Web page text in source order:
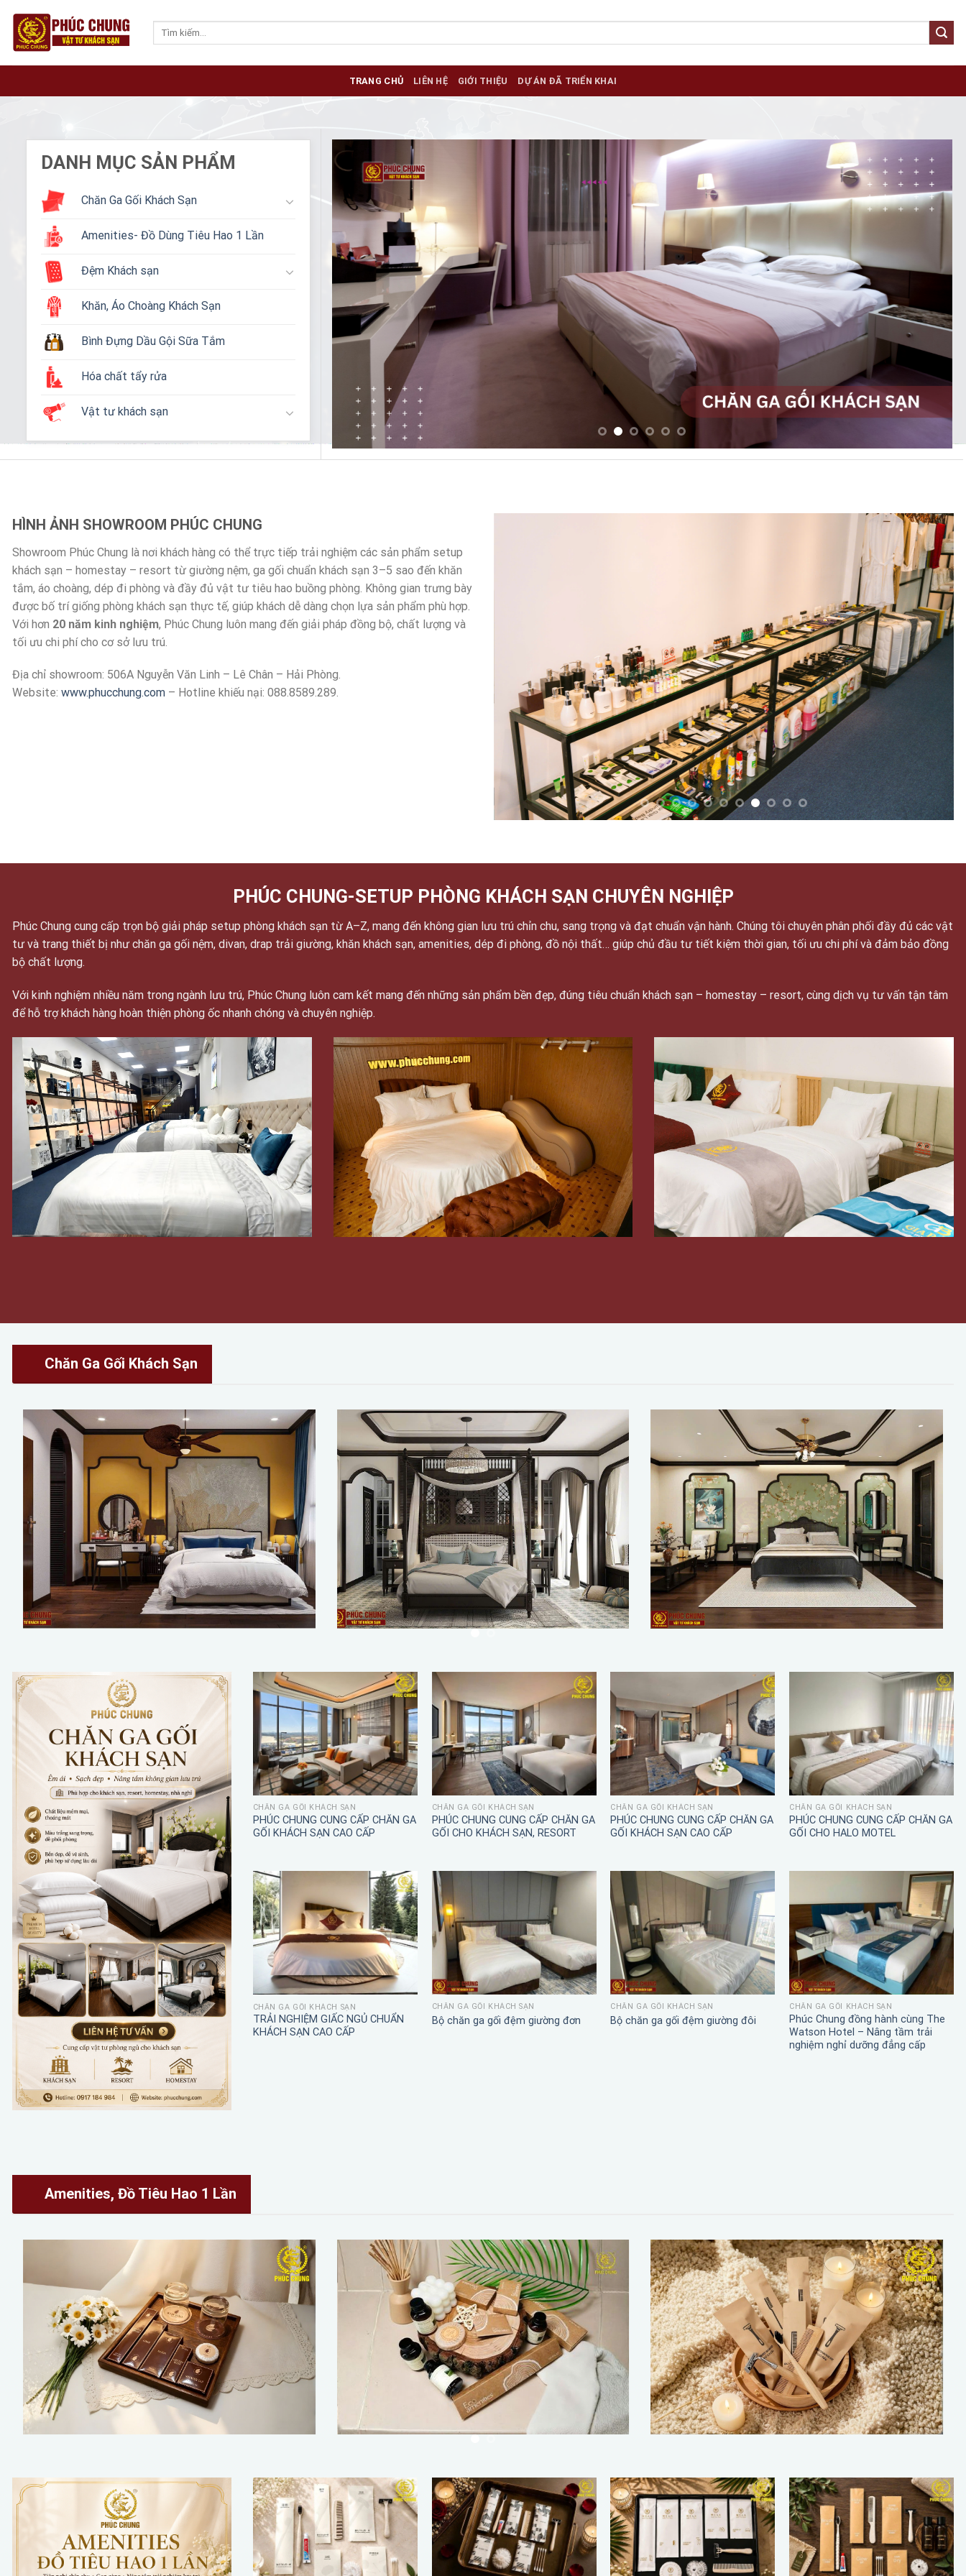
content
Tìm
TRANG CHỦ LIÊN HỆ GIỚI THIỆU DỰ ÁN ĐÃ TRIỂN KHAI
DANH MỤC SẢN PHẨM
Chăn Ga Gối Khách Sạn
Amenities- Đồ Dùng Tiêu Hao 1 Lần
Đệm Khách sạn
Khăn, Áo Choàng Khách Sạn
Bình Đựng Dầu Gội Sữa Tắm
Hóa chất tẩy rửa
Vật tư khách sạn
HÌNH ẢNH SHOWROOM PHÚC CHUNG
Showroom Phúc Chung là nơi khách hàng có thể trực tiếp trải nghiệm các sản phẩm setup
khách sạn – homestay – resort từ giường nệm, ga gối chuẩn khách sạn 3–5 sao đến khăn
tắm, áo choàng, dép đi phòng và đầy đủ vật tư tiêu hao buồng phòng. Không gian trưng bày
được bố trí giống phòng khách sạn thực tế, giúp khách dễ dàng chọn lựa sản phẩm phù hợp.
Với hơn 20 năm kinh nghiệm, Phúc Chung luôn mang đến giải pháp đồng bộ, chất lượng và
tối ưu chi phí cho cơ sở lưu trú.
Địa chỉ showroom: 506A Nguyễn Văn Linh – Lê Chân – Hải Phòng.
Website: www.phucchung.com – Hotline khiếu nại: 088.8589.289.
PHÚC CHUNG-SETUP PHÒNG KHÁCH SẠN CHUYÊN NGHIỆP
Phúc Chung cung cấp trọn bộ giải pháp setup phòng khách sạn từ A–Z, mang đến không gian lưu trú chỉn chu, sang trọng và đạt chuẩn vận hành. Chúng tôi chuyên phân phối đầy đủ các vật
tư và trang thiết bị như chăn ga gối nệm, divan, drap trải giường, khăn khách sạn, amenities, dép đi phòng, đồ nội thất… giúp chủ đầu tư tiết kiệm thời gian, tối ưu chi phí và đảm bảo đồng
bộ chất lượng.
Với kinh nghiệm nhiều năm trong ngành lưu trú, Phúc Chung luôn cam kết mang đến những sản phẩm bền đẹp, đúng tiêu chuẩn khách sạn – homestay – resort, cùng dịch vụ tư vấn tận tâm
để hỗ trợ khách hàng hoàn thiện phòng ốc nhanh chóng và chuyên nghiệp.
Chăn Ga Gối Khách Sạn
CHĂN GA GỐI KHÁCH SẠN
PHÚC CHUNG CUNG CẤP CHĂN GA
GỐI KHÁCH SẠN CAO CẤP
CHĂN GA GỐI KHÁCH SẠN
PHÚC CHUNG CUNG CẤP CHĂN GA
GỐI CHO KHÁCH SẠN, RESORT
CHĂN GA GỐI KHÁCH SẠN
PHÚC CHUNG CUNG CẤP CHĂN GA
GỐI KHÁCH SẠN CAO CẤP
CHĂN GA GỐI KHÁCH SẠN
PHÚC CHUNG CUNG CẤP CHĂN GA
GỐI CHO HALO MOTEL
CHĂN GA GỐI KHÁCH SẠN
TRẢI NGHIỆM GIẤC NGỦ CHUẨN
KHÁCH SẠN CAO CẤP
CHĂN GA GỐI KHÁCH SẠN
Bộ chăn ga gối đệm giường đơn
CHĂN GA GỐI KHÁCH SẠN
Bộ chăn ga gối đệm giường đôi
CHĂN GA GỐI KHÁCH SẠN
Phúc Chung đồng hành cùng The
Watson Hotel – Nâng tầm trải
nghiệm nghỉ dưỡng đẳng cấp
Amenities, Đồ Tiêu Hao 1 Lần